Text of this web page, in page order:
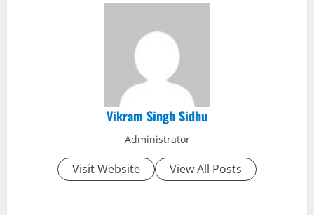
Vikram Singh Sidhu
Administrator
Visit Website View All Posts